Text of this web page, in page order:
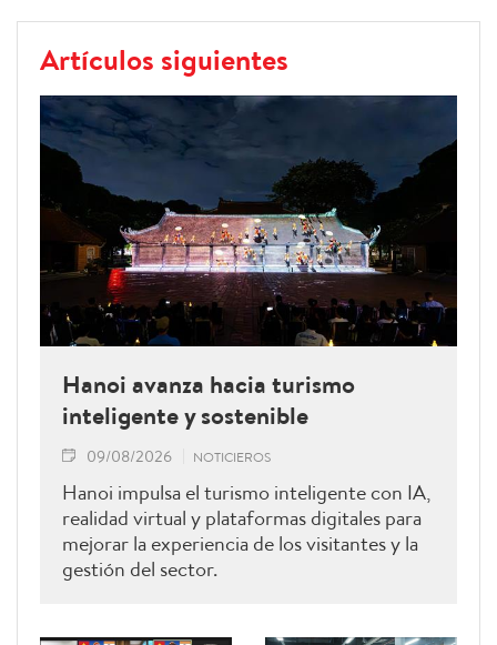
Artículos siguientes
Hanoi avanza hacia turismo
inteligente y sostenible
09/08/2026 NOTICIEROS
Hanoi impulsa el turismo inteligente con IA,
realidad virtual y plataformas digitales para
mejorar la experiencia de los visitantes y la
gestión del sector.